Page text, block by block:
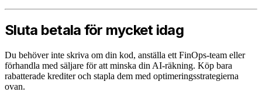
Sluta betala för mycket idag
Du behöver inte skriva om din kod, anställa ett FinOps-team eller
förhandla med säljare för att minska din AI-räkning. Köp bara
rabatterade krediter och stapla dem med optimeringsstrategierna
ovan.